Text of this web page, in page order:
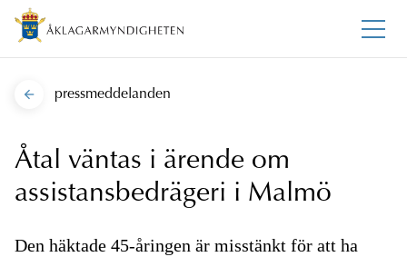
pressmeddelanden
Åtal väntas i ärende om
assistansbedrägeri i Malmö
Den häktade 45-åringen är misstänkt för att ha